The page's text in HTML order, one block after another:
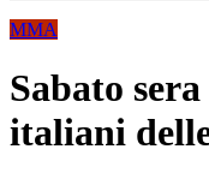
MMA
Sabato
italiani